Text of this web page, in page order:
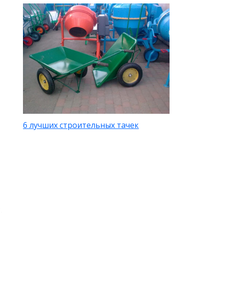
6 лучших строительных тачек